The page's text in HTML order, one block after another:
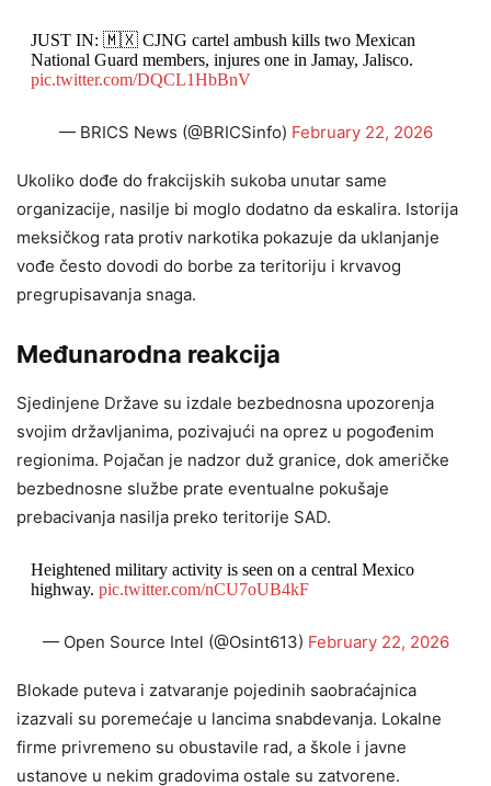
JUST IN: 🇲🇽 CJNG cartel ambush kills two Mexican
National Guard members, injures one in Jamay, Jalisco.
pic.twitter.com/DQCL1HbBnV
— BRICS News (@BRICSinfo) February 22, 2026
Ukoliko dođe do frakcijskih sukoba unutar same
organizacije, nasilje bi moglo dodatno da eskalira. Istorija
meksičkog rata protiv narkotika pokazuje da uklanjanje
vođe često dovodi do borbe za teritoriju i krvavog
pregrupisavanja snaga.
Međunarodna reakcija
Sjedinjene Države su izdale bezbednosna upozorenja
svojim državljanima, pozivajući na oprez u pogođenim
regionima. Pojačan je nadzor duž granice, dok američke
bezbednosne službe prate eventualne pokušaje
prebacivanja nasilja preko teritorije SAD.
Heightened military activity is seen on a central Mexico
highway. pic.twitter.com/nCU7oUB4kF
— Open Source Intel (@Osint613) February 22, 2026
Blokade puteva i zatvaranje pojedinih saobraćajnica
izazvali su poremećaje u lancima snabdevanja. Lokalne
firme privremeno su obustavile rad, a škole i javne
ustanove u nekim gradovima ostale su zatvorene.